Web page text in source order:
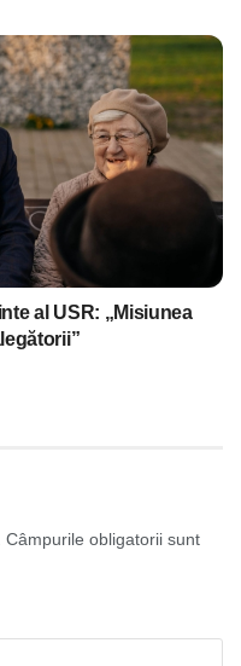
al USR: „Misiunea
Câmpurile obligatorii sunt